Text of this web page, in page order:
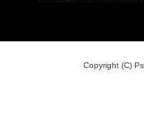
Copyright (C)